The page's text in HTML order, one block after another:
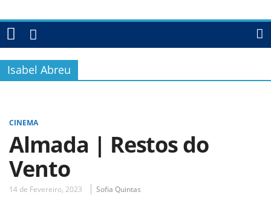
Isabel Abreu
CINEMA
Almada | Restos do
Vento
14 de Fevereiro, 2023 Sofia Quintas